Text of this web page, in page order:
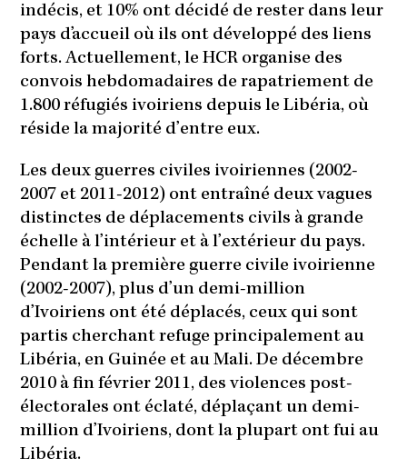
indécis, et 10% ont décidé de rester dans leur
pays d’accueil où ils ont développé des liens
forts. Actuellement, le HCR organise des
convois hebdomadaires de rapatriement de
1.800 réfugiés ivoiriens depuis le Libéria, où
réside la majorité d’entre eux.
Les deux guerres civiles ivoiriennes (2002-
2007 et 2011-2012) ont entraîné deux vagues
distinctes de déplacements civils à grande
échelle à l’intérieur et à l’extérieur du pays.
Pendant la première guerre civile ivoirienne
(2002-2007), plus d’un demi-million
d’Ivoiriens ont été déplacés, ceux qui sont
partis cherchant refuge principalement au
Libéria, en Guinée et au Mali. De décembre
2010 à fin février 2011, des violences post-
électorales ont éclaté, déplaçant un demi-
million d’Ivoiriens, dont la plupart ont fui au
Libéria.